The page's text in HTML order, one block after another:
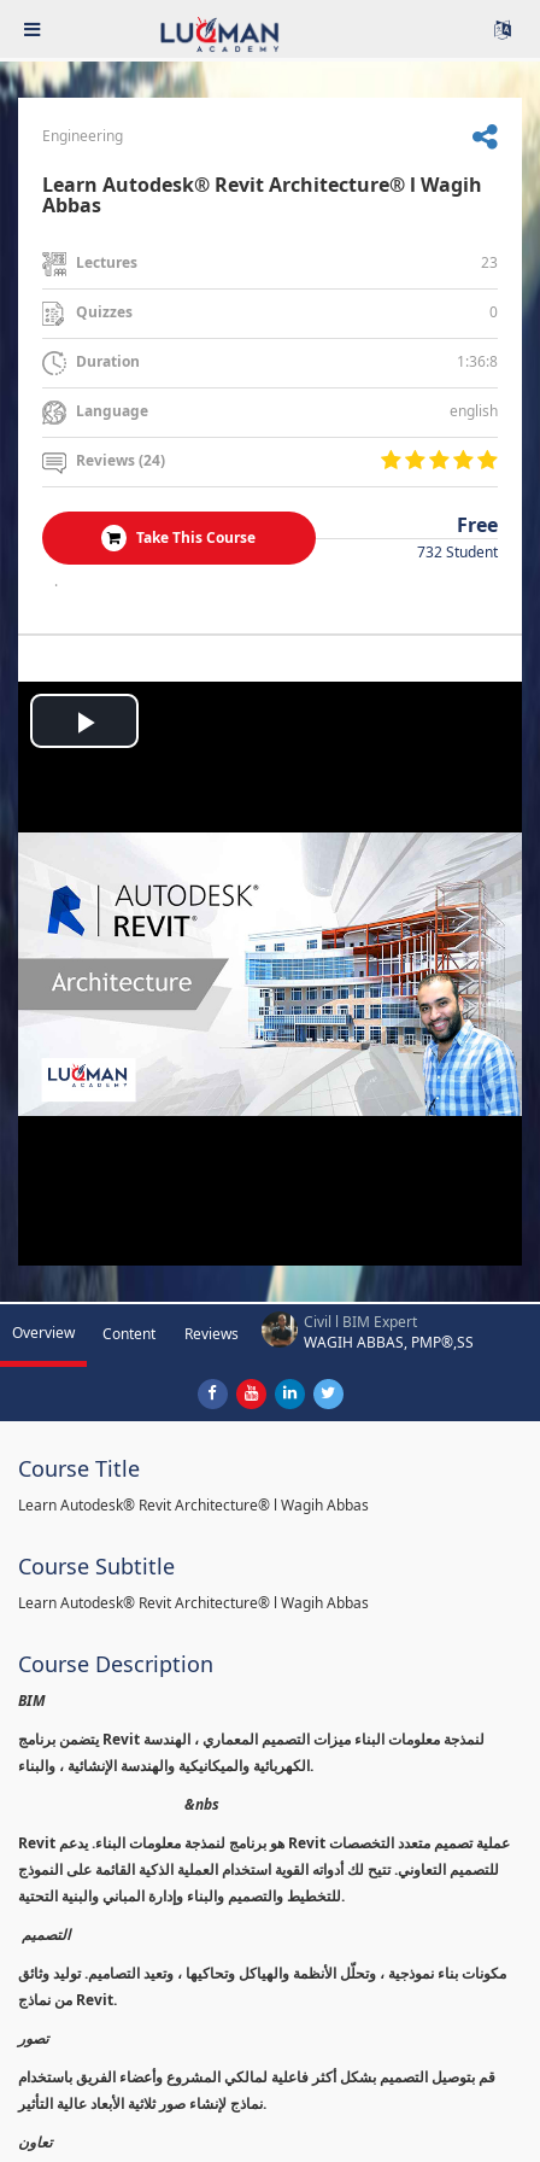
Engineering
Learn Autodesk® Revit Architecture® l Wagih
Abbas
Lectures 23
Quizzes 0
Duration 1:36:8
Language english
Reviews (24)
Take This Course Free
732 Student
.
Play
Overview Content Reviews
Civil l BIM Expert
WAGIH ABBAS, PMP®,SS
Course Title
Learn Autodesk® Revit Architecture® l Wagih Abbas
Course Subtitle
Learn Autodesk® Revit Architecture® l Wagih Abbas
Course Description
BIM
يتضمن برنامج Revit لنمذجة معلومات البناء ميزات التصميم المعماري ، الهندسة
الكهربائية والميكانيكية والهندسة الإنشائية ، والبناء.
&nbs
Revit هو برنامج لنمذجة معلومات البناء. يدعم Revit عملية تصميم متعدد التخصصات
للتصميم التعاوني. تتيح لك أدواته القوية استخدام العملية الذكية القائمة على النموذج
للتخطيط والتصميم والبناء وإدارة المباني والبنية التحتية.
التصميم
مكونات بناء نموذجية ، وتحلّل الأنظمة والهياكل وتحاكيها ، وتعيد التصاميم. توليد وثائق
من نماذج Revit.
تصور
قم بتوصيل التصميم بشكل أكثر فاعلية لمالكي المشروع وأعضاء الفريق باستخدام
نماذج لإنشاء صور ثلاثية الأبعاد عالية التأثير.
تعاون